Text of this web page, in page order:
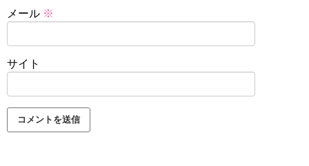
メール ※
サイト